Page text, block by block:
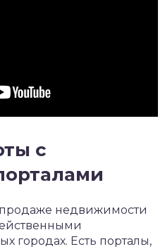
с
недвижимости
городах. Есть порталы,